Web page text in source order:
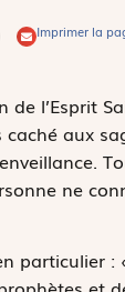
Imprimer la
de l’Esprit
aux
ne
particulier